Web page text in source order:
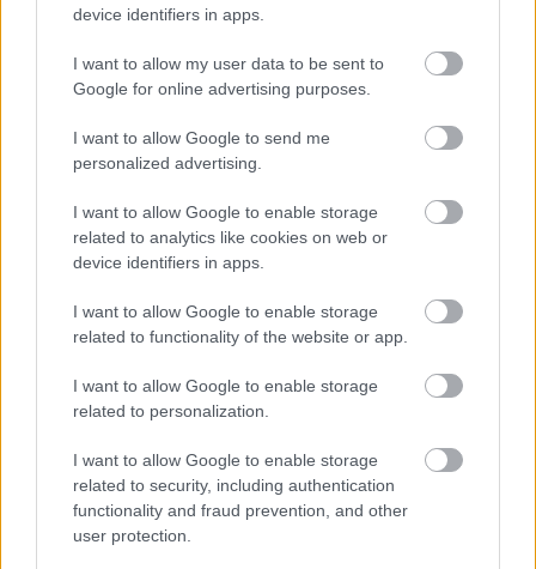
device identifiers in apps.
I want to allow my user data to be sent to
Google for online advertising purposes.
I want to allow Google to send me
personalized advertising.
I want to allow Google to enable storage
related to analytics like cookies on web or
device identifiers in apps.
I want to allow Google to enable storage
related to functionality of the website or app.
I want to allow Google to enable storage
related to personalization.
I want to allow Google to enable storage
related to security, including authentication
functionality and fraud prevention, and other
user protection.
Ολυμπιακός: Πρόταση για δανεισμό και οψιόν
αγοράς του Μόουρα σύμφωνα με τους Πορτογάλους
Φενέρμπαχτσε: Αντέγραψε τον ποδοσφαιρικό
Παναθηναϊκό με Spiderman και Λιβάι Γκαρσία!
Ρεάλ Μαδρίτης ή Μπαρτσελόνα; Ο Ρόδρι μπροστά